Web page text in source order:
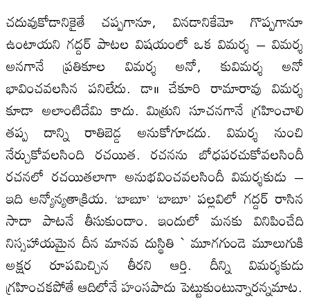
చదువుకోడానికైతే చప్పగానూ, వినడానికేమో గొప్పగానూ
ఉంటాయని గద్దర్‌ పాటల విషయంలో ఒక విమర్శ – విమర్శ
అనగానే ప్రతికూల విమర్శ అనో, కువిమర్శ అనో
భావించవలసిన పనిలేదు. డా॥ చేకూరి రామారావు విమర్శ
కూడా అలాంటిదేమి కాదు. మిత్రుని సూచనగానే గ్రహించాలి
తప్ప దాన్ని రాతిబెడ్డ అనుకోగూడదు. విమర్శ నుంచి
నేర్చుకోవలసింది రచయిత. రచనను బోధపరచుకోవలసిందీ
రచనలో రచయితలాగా అనుభవించవలసిందీ విమర్శకుడు –
ఇది అన్యోన్యతాక్రియ. ‘బాబూ’ ‘బాబూ’ పల్లవిలో గద్దర్‌ రాసిన
సాదా పాటనే తీసుకుందాం. ఇందులో మనకు వినిపించేది
నిస్సహాయమైన దీన మానవ దుస్థితి ` మూగగుండె మూలుగుకి
అక్షర రూపమిచ్చిన తీరని ఆర్తి. దీన్ని విమర్శకుడు
గ్రహించకపోతే ఆదిలోనే హంసపాదు పెట్టుకుంటున్నారన్నమాట.